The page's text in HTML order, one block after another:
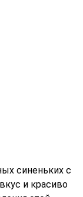
синеньких с
и красиво